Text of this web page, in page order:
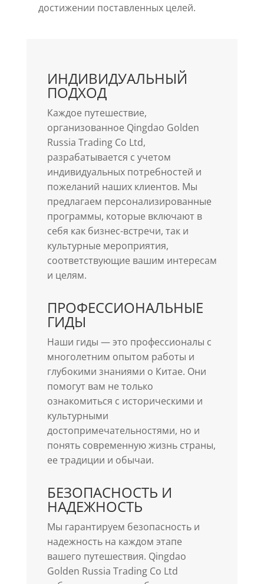
достижении поставленных целей.
ИНДИВИДУАЛЬНЫЙ
ПОДХОД
Каждое путешествие,
организованное Qingdao Golden
Russia Trading Co Ltd,
разрабатывается с учетом
индивидуальных потребностей и
пожеланий наших клиентов. Мы
предлагаем персонализированные
программы, которые включают в
себя как бизнес-встречи, так и
культурные мероприятия,
соответствующие вашим интересам
и целям.
ПРОФЕССИОНАЛЬНЫЕ
ГИДЫ
Наши гиды — это профессионалы с
многолетним опытом работы и
глубокими знаниями о Китае. Они
помогут вам не только
ознакомиться с историческими и
культурными
достопримечательностями, но и
понять современную жизнь страны,
ее традиции и обычаи.
БЕЗОПАСНОСТЬ И
НАДЕЖНОСТЬ
Мы гарантируем безопасность и
надежность на каждом этапе
вашего путешествия. Qingdao
Golden Russia Trading Co Ltd